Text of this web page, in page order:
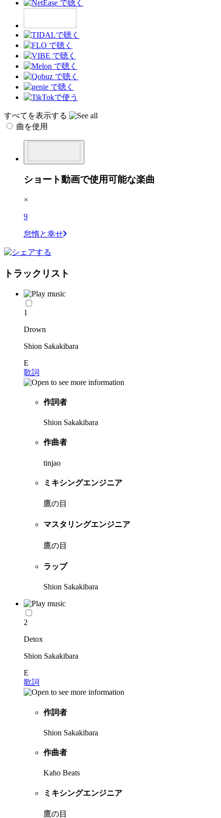
すべてを表示する
曲を使用
ショート動画で使用可能な楽曲
×
9
怠惰と幸せ
トラックリスト
1
Drown
Shion Sakakibara
E
歌詞
作詞者
Shion Sakakibara
作曲者
tinjao
ミキシングエンジニア
鷹の目
マスタリングエンジニア
鷹の目
ラップ
Shion Sakakibara
2
Detox
Shion Sakakibara
E
歌詞
作詞者
Shion Sakakibara
作曲者
Kaho Beats
ミキシングエンジニア
鷹の目